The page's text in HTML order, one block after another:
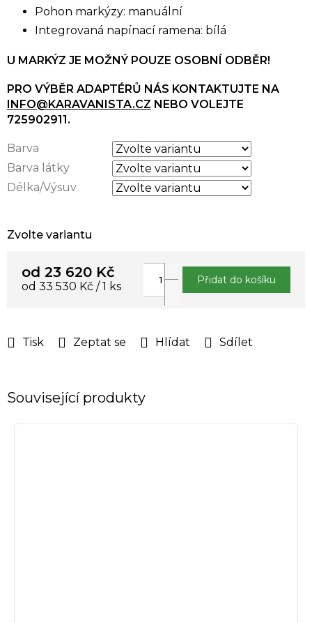
Zvolte variantu
Barva
Barva látky
Délka/Výsuv
Pohon markýzy: manuální
Integrovaná napínací ramena: bílá
U MARKÝZ JE MOŽNÝ POUZE OSOBNÍ ODBĚR!
PRO VÝBĚR ADAPTÉRŮ NÁS KONTAKTUJTE NA
INFO@KARAVANISTA.CZ NEBO VOLEJTE
725902911.
Tisk Zeptat se Hlídat Sdílet
od 23 620 Kč
Měrná
od 33 530 Kč / 1 ks Přidat do košíku
Související produkty